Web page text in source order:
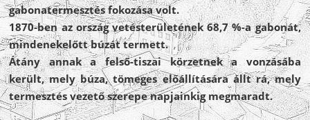
gabonatermesztés fokozása volt.
1870-ben az ország vetésterületének 68,7 %-a gabonát,
mindenekelőtt búzát termett.
Átány annak a felső-tiszai körzetnek a vonzásába
került, mely búza, tömeges előállítására állt rá, mely
termesztés vezető szerepe napjainkig megmaradt.